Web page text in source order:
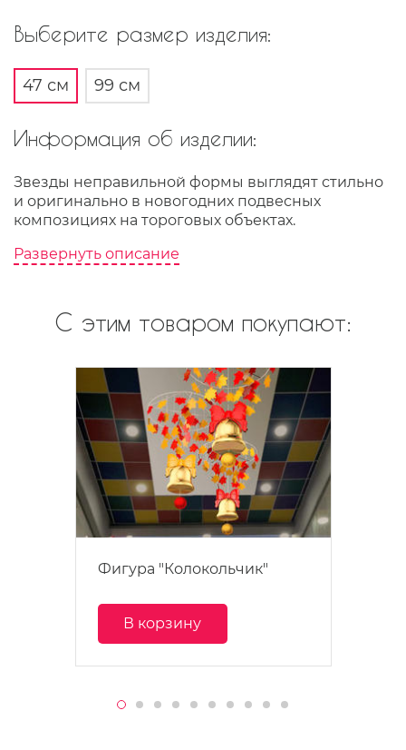
Выберите размер изделия:
47 см 99 см
Информация об изделии:
Звезды неправильной формы выглядят стильно
и оригинально в новогодних подвесных
композициях на тороговых объектах.
Развернуть описание
С этим товаром покупают:
Фигура "Колокольчик"
В корзину